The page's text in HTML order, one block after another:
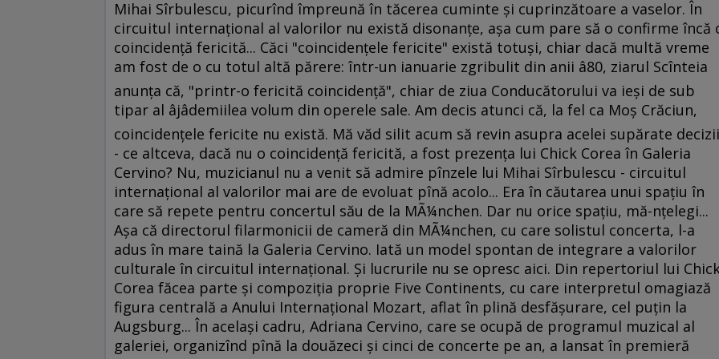
Mihai Sîrbulescu, picurînd împreună în tăcerea cuminte şi cuprinzătoare a vaselor. În
circuitul internaţional al valorilor nu există disonanţe, aşa cum pare să o confirme încă
coincidenţă fericită... Căci "coincidenţele fericite" există totuşi, chiar dacă multă vreme
am fost de o cu totul altă părere: într-un ianuarie zgribulit din anii â80, ziarul Scînteia
anunţa că, "printr-o fericită coincidenţă", chiar de ziua Conducătorului va ieşi de sub
tipar al âjâdemiilea volum din operele sale. Am decis atunci că, la fel ca Moş Crăciun,
coincidenţele fericite nu există. Mă văd silit acum să revin asupra acelei supărate decizii
- ce altceva, dacă nu o coincidenţă fericită, a fost prezenţa lui Chick Corea în Galeria
Cervino? Nu, muzicianul nu a venit să admire pînzele lui Mihai Sîrbulescu - circuitul
internaţional al valorilor mai are de evoluat pînă acolo... Era în căutarea unui spaţiu în
care să repete pentru concertul său de la MÃ¼nchen. Dar nu orice spaţiu, mă-nţelegi...
Aşa că directorul filarmonicii de cameră din MÃ¼nchen, cu care solistul concerta, l-a
adus în mare taină la Galeria Cervino. Iată un model spontan de integrare a valorilor
culturale în circuitul internaţional. Şi lucrurile nu se opresc aici. Din repertoriul lui
Corea făcea parte şi compoziţia proprie Five Continents, cu care interpretul omagiază
figura centrală a Anului Internaţional Mozart, aflat în plină desfăşurare, cel puţin la
Augsburg... În acelaşi cadru, Adriana Cervino, care se ocupă de programul muzical al
galeriei, organizînd pînă la douăzeci şi cinci de concerte pe an, a lansat în premieră